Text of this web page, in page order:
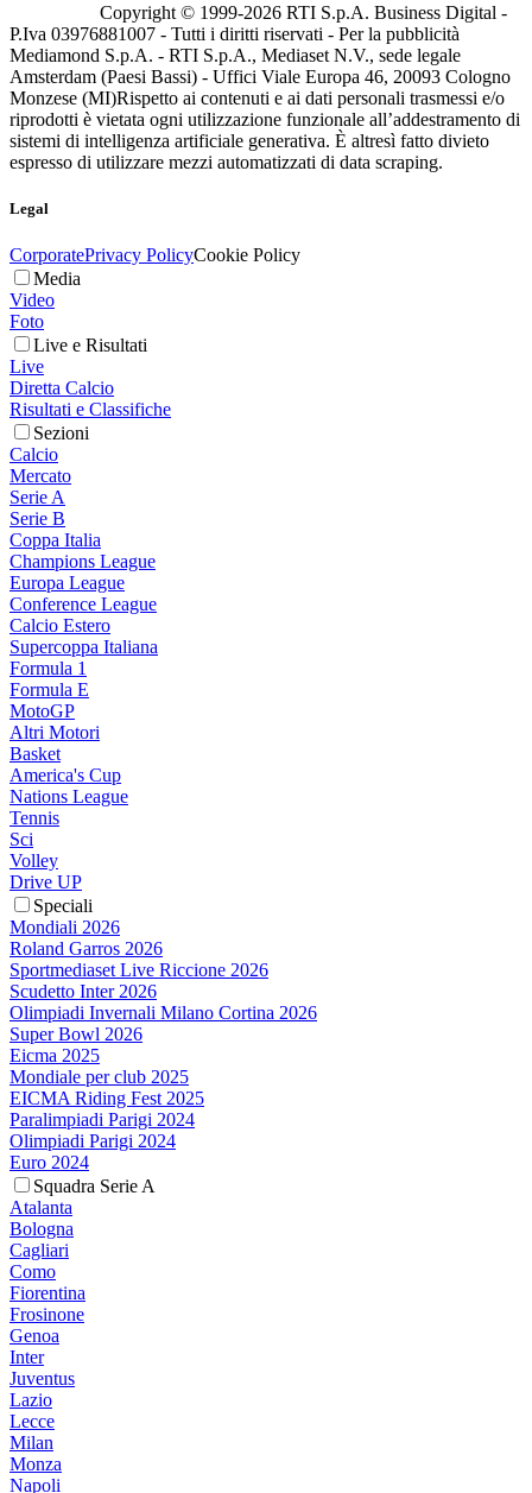
Copyright © 1999-2026 RTI S.p.A. Business Digital -
P.Iva 03976881007 - Tutti i diritti riservati - Per la pubblicità
Mediamond S.p.A. - RTI S.p.A., Mediaset N.V., sede legale
Amsterdam (Paesi Bassi) - Uffici Viale Europa 46, 20093 Cologno
Monzese (MI)Rispetto ai contenuti e ai dati personali trasmessi e/o
riprodotti è vietata ogni utilizzazione funzionale all’addestramento di
sistemi di intelligenza artificiale generativa. È altresì fatto divieto
espresso di utilizzare mezzi automatizzati di data scraping.
Legal
CorporatePrivacy PolicyCookie Policy
Media
Video
Foto
Live e Risultati
Live
Diretta Calcio
Risultati e Classifiche
Sezioni
Calcio
Mercato
Serie A
Serie B
Coppa Italia
Champions League
Europa League
Conference League
Calcio Estero
Supercoppa Italiana
Formula 1
Formula E
MotoGP
Altri Motori
Basket
America's Cup
Nations League
Tennis
Sci
Volley
Drive UP
Speciali
Mondiali 2026
Roland Garros 2026
Sportmediaset Live Riccione 2026
Scudetto Inter 2026
Olimpiadi Invernali Milano Cortina 2026
Super Bowl 2026
Eicma 2025
Mondiale per club 2025
EICMA Riding Fest 2025
Paralimpiadi Parigi 2024
Olimpiadi Parigi 2024
Euro 2024
Squadra Serie A
Atalanta
Bologna
Cagliari
Como
Fiorentina
Frosinone
Genoa
Inter
Juventus
Lazio
Lecce
Milan
Monza
Napoli